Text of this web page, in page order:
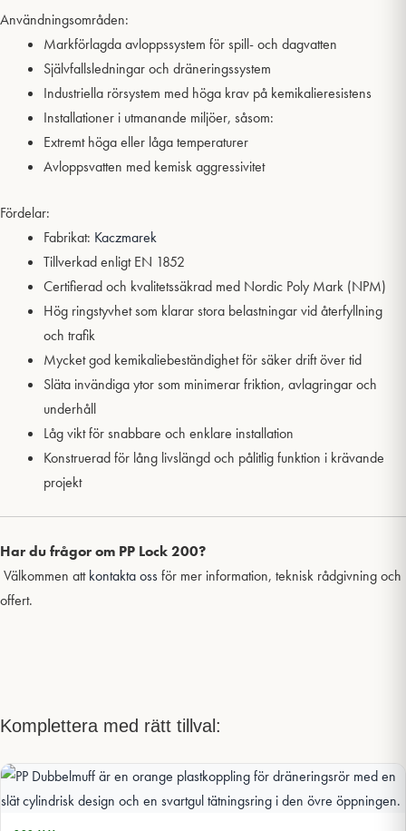
Användningsområden:
Markförlagda avloppssystem för spill- och dagvatten
Självfallsledningar och dräneringssystem
Industriella rörsystem med höga krav på kemikalieresistens
Installationer i utmanande miljöer, såsom:
Extremt höga eller låga temperaturer
Avloppsvatten med kemisk aggressivitet
Fördelar:
Fabrikat: Kaczmarek
Tillverkad enligt EN 1852
Certifierad och kvalitetssäkrad med Nordic Poly Mark (NPM)
Hög ringstyvhet som klarar stora belastningar vid återfyllning
och trafik
Mycket god kemikaliebeständighet för säker drift över tid
Släta invändiga ytor som minimerar friktion, avlagringar och
underhåll
Låg vikt för snabbare och enklare installation
Konstruerad för lång livslängd och pålitlig funktion i krävande
projekt
Har du frågor om PP Lock 200?
Välkommen attkontakta ossför mer information, teknisk rådgivning och
offert.
Komplettera med rätt tillval: